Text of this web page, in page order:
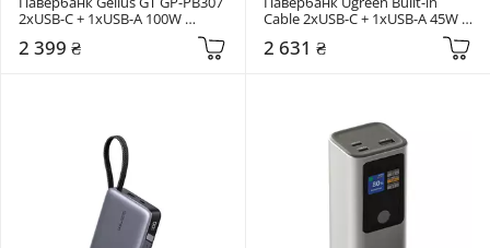
2xUSB-C + 1xUSB-A 100W
2 399 ₴
Cable 2xUSB-C + 1xUSB-A 45W
20000mAh Dark Gray (55988)
2 631 ₴